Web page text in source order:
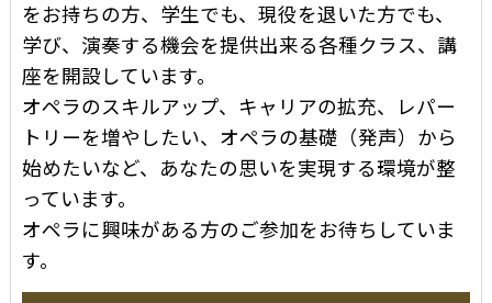
をお持ちの方、学生でも、現役を退いた方でも、
学び、演奏する機会を提供出来る各種クラス、講
座を開設しています。
オペラのスキルアップ、キャリアの拡充、レパー
トリーを増やしたい、オペラの基礎（発声）から
始めたいなど、あなたの思いを実現する環境が整
っています。
オペラに興味がある方のご参加をお待ちしていま
す。